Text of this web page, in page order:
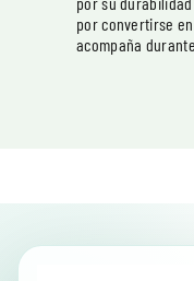
por convertirse
acompaña